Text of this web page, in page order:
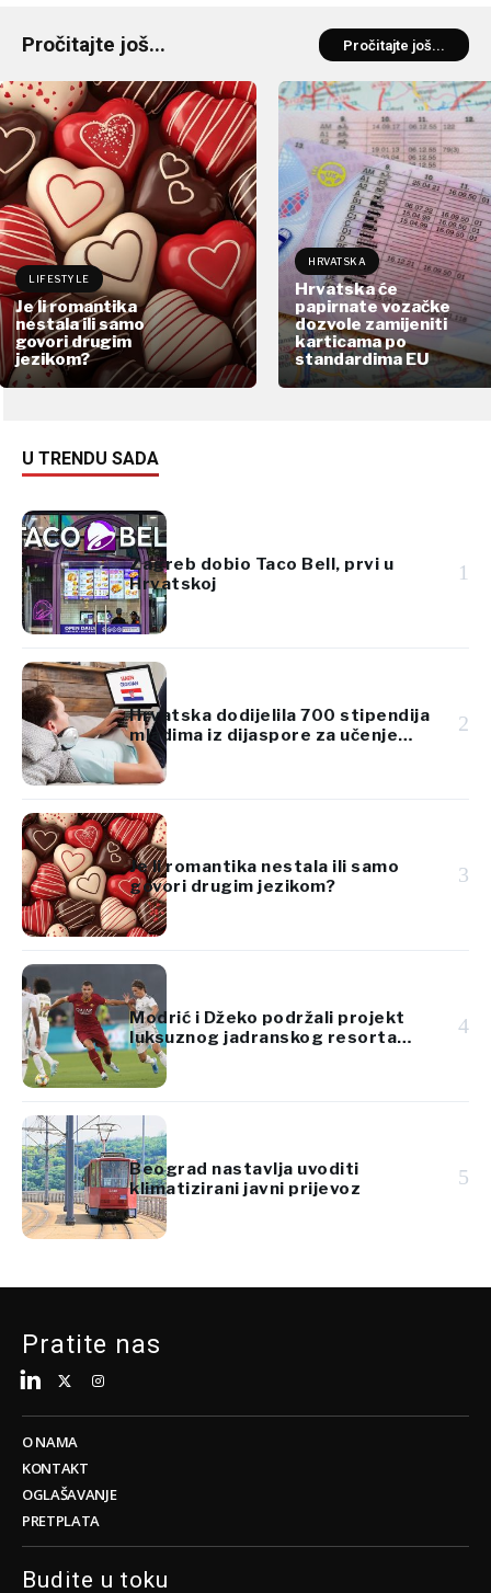
Pročitajte još... Pročitajte još...
LIFESTYLE
Je li romantika
nestala ili samo
govori drugim
jezikom?
HRVATSKA
Hrvatska će
papirnate vozačke
dozvole zamijeniti
karticama po
standardima EU
U TRENDU SADA
Zagreb dobio Taco Bell, prvi u
Hrvatskoj
1
Hrvatska dodijelila 700 stipendija
mladima iz dijaspore za učenje
hrvatskog jezika
2
Je li romantika nestala ili samo
govori drugim jezikom?
3
Modrić i Džeko podržali projekt
luksuznog jadranskog resorta
vrijedan 920 milijuna eura
4
Beograd nastavlja uvoditi
klimatizirani javni prijevoz
5
Pratite nas
O NAMA
KONTAKT
OGLAŠAVANJE
PRETPLATA
Budite u toku